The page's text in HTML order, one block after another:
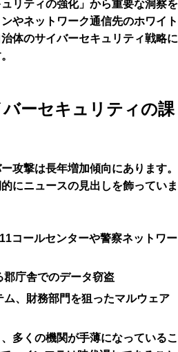
リティの強化」から重要な洞察を
やネットワーク通信先のホワイト
体のサイバーセキュリティ戦略に
ーセキュリティの課
攻撃は長年増加傾向にあります。
にニュースの見出しを飾っていま
コールセンターや警察ネットワー
郡庁舎でのデータ窃盗
、財務部門を狙ったマルウェア
多くの機関が手薄になっているこ